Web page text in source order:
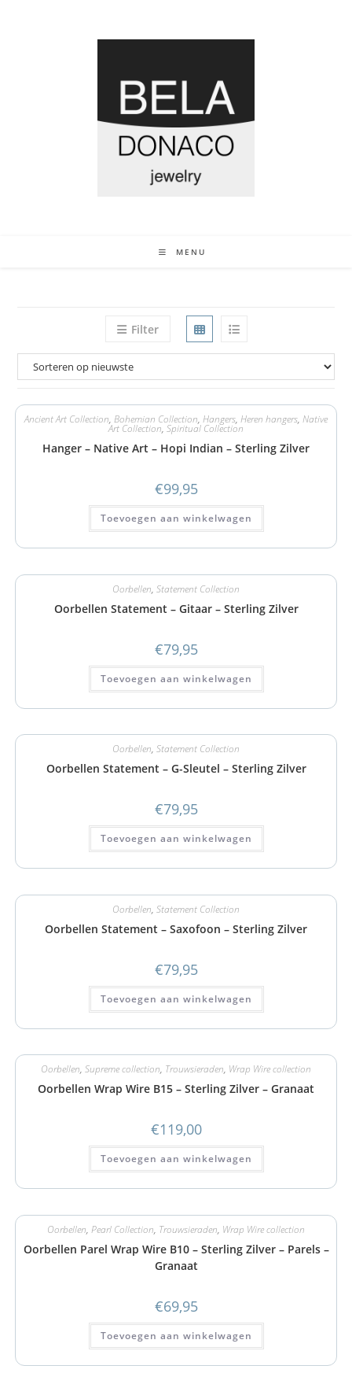
MENU
Filter
Ancient Art Collection, Bohemian Collection, Hangers, Heren hangers, Native
Art Collection, Spiritual Collection
Hanger – Native Art – Hopi Indian – Sterling Zilver
€99,95
Toevoegen aan winkelwagen
Oorbellen, Statement Collection
Oorbellen Statement – Gitaar – Sterling Zilver
€79,95
Toevoegen aan winkelwagen
Oorbellen, Statement Collection
Oorbellen Statement – G-Sleutel – Sterling Zilver
€79,95
Toevoegen aan winkelwagen
Oorbellen, Statement Collection
Oorbellen Statement – Saxofoon – Sterling Zilver
€79,95
Toevoegen aan winkelwagen
Oorbellen, Supreme collection, Trouwsieraden, Wrap Wire collection
Oorbellen Wrap Wire B15 – Sterling Zilver – Granaat
€119,00
Toevoegen aan winkelwagen
Oorbellen, Pearl Collection, Trouwsieraden, Wrap Wire collection
Oorbellen Parel Wrap Wire B10 – Sterling Zilver – Parels –
Granaat
€69,95
Toevoegen aan winkelwagen